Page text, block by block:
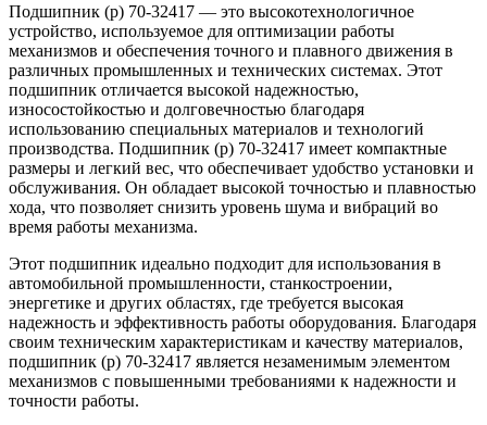
Подшипник (р) 70-32417 — это высокотехнологичное
устройство, используемое для оптимизации работы
механизмов и обеспечения точного и плавного движения в
различных промышленных и технических системах. Этот
подшипник отличается высокой надежностью,
износостойкостью и долговечностью благодаря
использованию специальных материалов и технологий
производства. Подшипник (р) 70-32417 имеет компактные
размеры и легкий вес, что обеспечивает удобство установки и
обслуживания. Он обладает высокой точностью и плавностью
хода, что позволяет снизить уровень шума и вибраций во
время работы механизма.
Этот подшипник идеально подходит для использования в
автомобильной промышленности, станкостроении,
энергетике и других областях, где требуется высокая
надежность и эффективность работы оборудования. Благодаря
своим техническим характеристикам и качеству материалов,
подшипник (р) 70-32417 является незаменимым элементом
механизмов с повышенными требованиями к надежности и
точности работы.